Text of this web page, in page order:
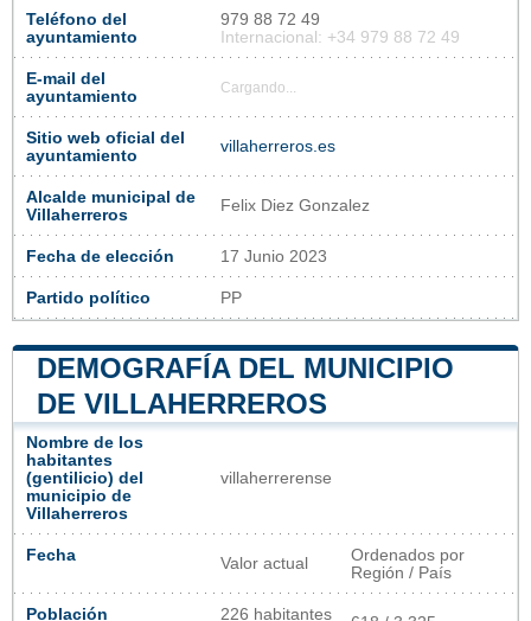
Teléfono del
ayuntamiento
979 88 72 49
Internacional: +34 979 88 72 49
E-mail del
ayuntamiento
Cargando...
Sitio web oficial del
ayuntamiento
villaherreros.es
Alcalde municipal de
Villaherreros
Felix Diez Gonzalez
Fecha de elección 17 Junio 2023
Partido político PP
DEMOGRAFÍA DEL MUNICIPIO
DE VILLAHERREROS
Nombre de los
habitantes
(gentilicio) del
municipio de
Villaherreros
villaherrerense
Fecha Valor actual
Ordenados por
Región / País
Población
226 habitantes